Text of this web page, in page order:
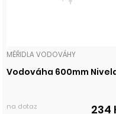
MĚŘIDLA VODOVÁHY
Vodováha 600mm
na dotaz 234